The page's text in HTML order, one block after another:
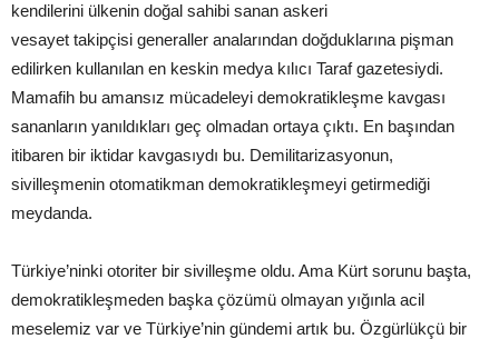
kendilerini ülkenin doğal sahibi sanan askeri
vesayet takipçisi generaller analarından doğduklarına pişman
edilirken kullanılan en keskin medya kılıcı Taraf gazetesiydi.
Mamafih bu amansız mücadeleyi demokratikleşme kavgası
sananların yanıldıkları geç olmadan ortaya çıktı. En başından
itibaren bir iktidar kavgasıydı bu. Demilitarizasyonun,
sivilleşmenin otomatikman demokratikleşmeyi getirmediği
meydanda.
Türkiye’ninki otoriter bir sivilleşme oldu. Ama Kürt sorunu başta,
demokratikleşmeden başka çözümü olmayan yığınla acil
meselemiz var ve Türkiye’nin gündemi artık bu. Özgürlükçü bir